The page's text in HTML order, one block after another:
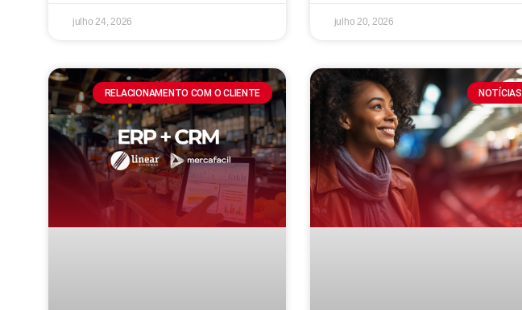
julho 24, 2026 julho 20, 2026
RELACIONAMENTO COM O CLIENTE NOTÍCIAS